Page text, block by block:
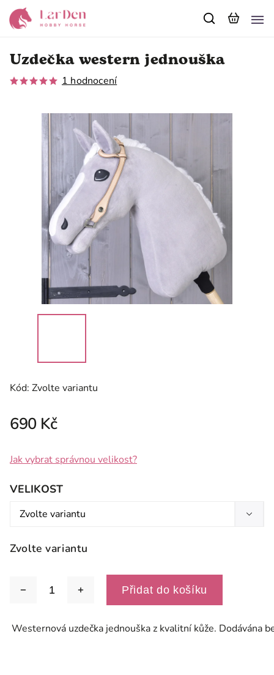
Uzdečka western jednouška
1 hodnocení
Kód: Zvolte variantu
690 Kč
Zvolte variantu
Jak vybrat správnou velikost?
VELIKOST
Přidat do košíku
Westernová uzdečka jednouška z kvalitní kůže. Dodávána